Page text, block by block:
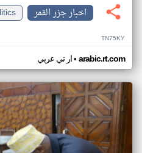
اخبار جزر القمر
TN75KY
ار تي عربي• arabic.rt.com